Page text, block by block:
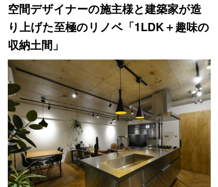
空間デザイナーの施主様と建築家が造
り上げた至極のリノベ「1LDK＋趣味の
収納土間」